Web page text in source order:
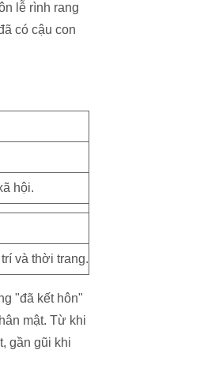
lễ rình rang
có cậu con
hội.
và thời trang.
"đã kết hôn"
mật. Từ khi
gần gũi khi